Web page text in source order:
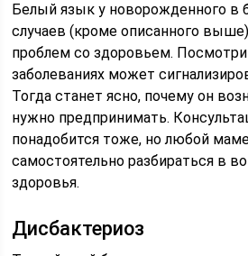
Белый язык у новорожденного в
случаев (кроме описанного
проблем со здоровьем.
заболеваниях может
Тогда станет ясно, почему он
нужно предпринимать.
понадобится тоже, но любой
самостоятельно разбираться в
здоровья.
Дисбактериоз